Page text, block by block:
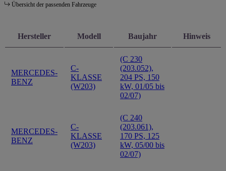
Übersicht der passenden Fahrzeuge
Hersteller Modell Baujahr Hinweis
MERCEDES-
BENZ
C-
KLASSE
(W203)
(C 230
(203.052),
204 PS, 150
kW, 01/05 bis
02/07)
MERCEDES-
BENZ
C-
KLASSE
(W203)
(C 240
(203.061),
170 PS, 125
kW, 05/00 bis
02/07)